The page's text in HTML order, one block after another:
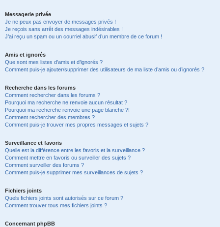
Messagerie privée
Je ne peux pas envoyer de messages privés !
Je reçois sans arrêt des messages indésirables !
J’ai reçu un spam ou un courriel abusif d’un membre de ce forum !
Amis et ignorés
Que sont mes listes d’amis et d’ignorés ?
Comment puis-je ajouter/supprimer des utilisateurs de ma liste d’amis ou d’ignorés ?
Recherche dans les forums
Comment rechercher dans les forums ?
Pourquoi ma recherche ne renvoie aucun résultat ?
Pourquoi ma recherche renvoie une page blanche ?!
Comment rechercher des membres ?
Comment puis-je trouver mes propres messages et sujets ?
Surveillance et favoris
Quelle est la différence entre les favoris et la surveillance ?
Comment mettre en favoris ou surveiller des sujets ?
Comment surveiller des forums ?
Comment puis-je supprimer mes surveillances de sujets ?
Fichiers joints
Quels fichiers joints sont autorisés sur ce forum ?
Comment trouver tous mes fichiers joints ?
Concernant phpBB